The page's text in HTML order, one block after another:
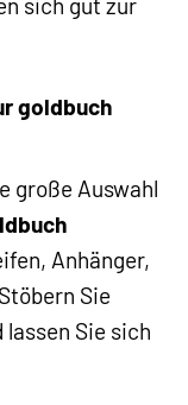
goldbuch
große Auswahl
Anhänger,
Sie
Sie sich